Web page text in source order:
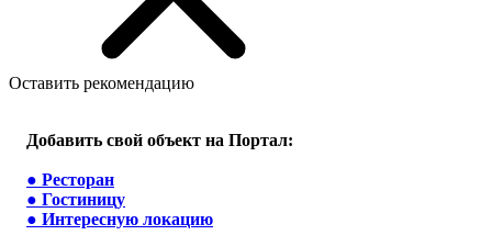
Оставить рекомендацию
Добавить свой объект на Портал:
● Ресторан
● Гостиницу
● Интересную локацию